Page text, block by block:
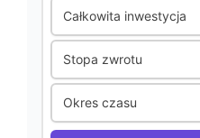
Całkowita inwestycja
Stopa zwrotu
Okres czasu